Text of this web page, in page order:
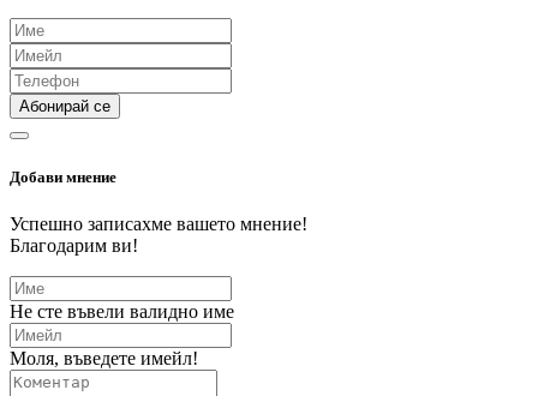
Абонирай се
Добави мнение
Успешно записахме вашето мнение!
Благодарим ви!
Не сте въвели валидно име
Моля, въведете имейл!